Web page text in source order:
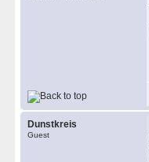
Dunstkreis
Guest